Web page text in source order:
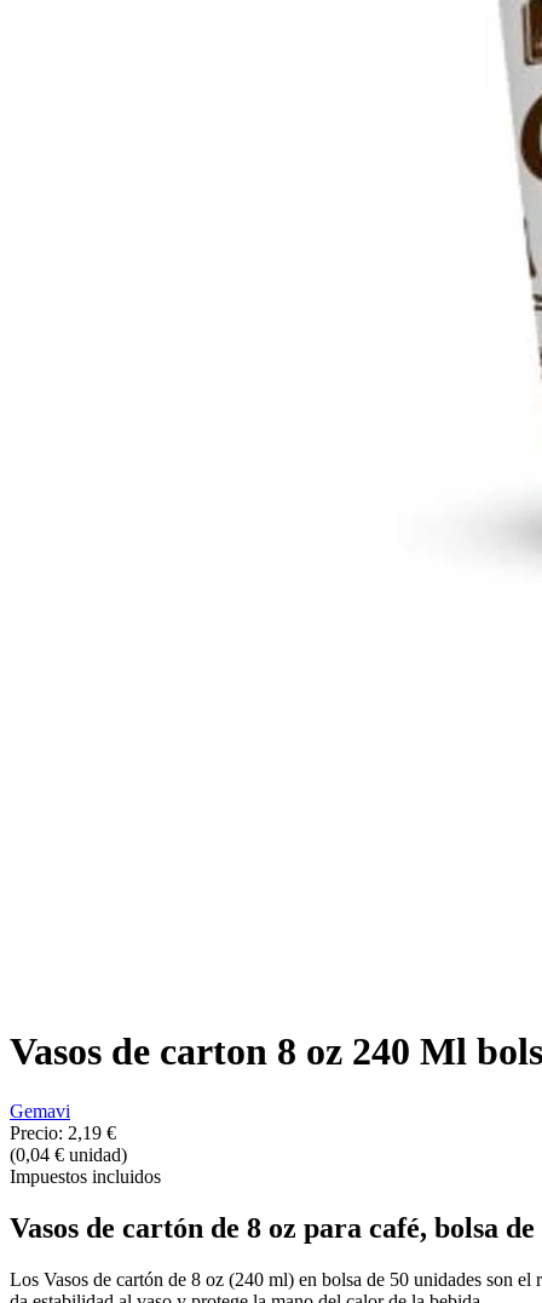
Vasos de carton 8 oz 240 Ml
Gemavi
Precio: 2,19 €
(0,04 € unidad)
Impuestos incluidos
Vasos de cartón de 8 oz para café, bolsa
Los Vasos de cartón de 8 oz (240 ml) en bolsa de 50 unidades son